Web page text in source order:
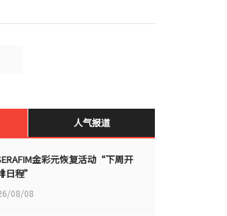
人气报道
金彩元恢复活动“下周开
日程”
08/08